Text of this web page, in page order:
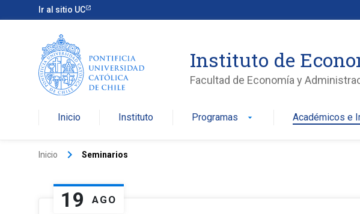
Ir al sitio UC
Instituto de
Facultad de Economía y
Inicio Instituto Programas arrow_drop_down Académicos e
Inicio keyboard_arrow_right Seminarios
19 AGO